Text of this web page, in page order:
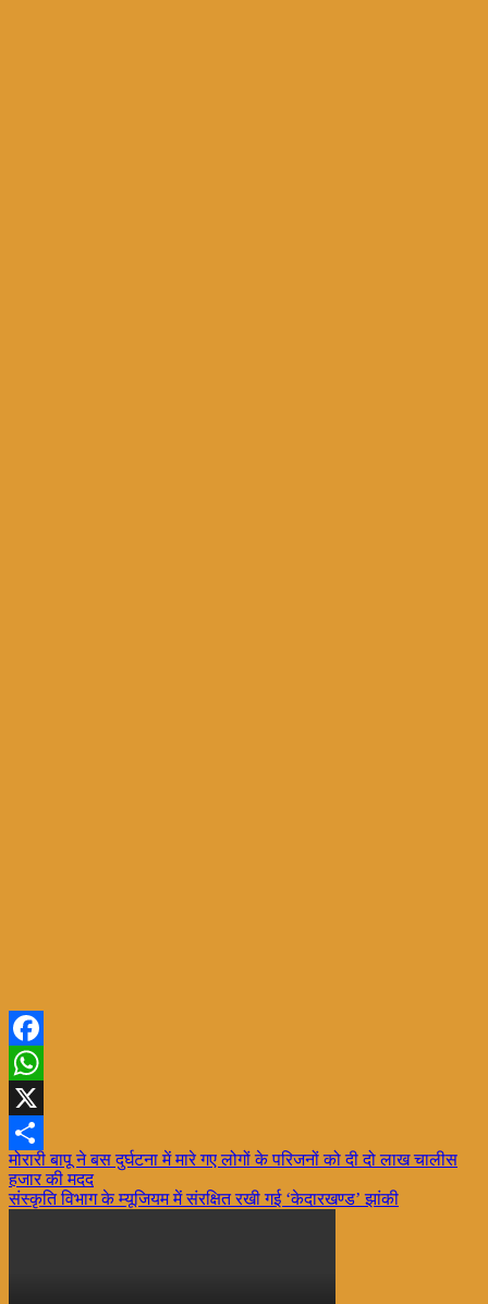
Facebook
WhatsApp
X
Share
Post
navigation
मोरारी बापू ने बस दुर्घटना में मारे गए लोगों के परिजनों को दी दो लाख चालीस
हजार की मदद
संस्कृति विभाग के म्यूजियम में संरक्षित रखी गई ‘केदारखण्ड’ झांकी